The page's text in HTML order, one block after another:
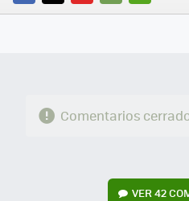
FACEBOOK
TWITTERFLIPBOARD
E-
WHATSAPP
Comentarios
VER42